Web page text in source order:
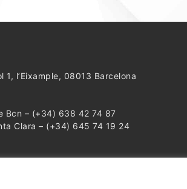
1, l’Eixample, 08013 Barcelona
Bcn – (+34) 638 42 74 87
Clara – (+34) 645 74 19 24